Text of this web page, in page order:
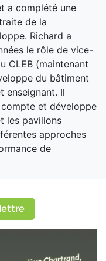
a complété une
de la
Richard a
le rôle de vice-
CLEB (maintenant
du bâtiment
enseignant. Il
et développe
les pavillons
approches
de